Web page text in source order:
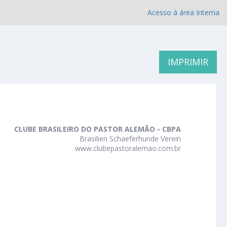
Acesso à área Interna
IMPRIMIR
CLUBE BRASILEIRO DO PASTOR ALEMÃO - CBPA
Brasilien Schaeferhunde Verein
www.clubepastoralemao.com.br